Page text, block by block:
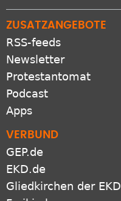
ZUSATZANGEBOTE
RSS-feeds
Newsletter
Protestantomat
Podcast
Apps
VERBUND
GEP.de
EKD.de
Gliedkirchen der EKD